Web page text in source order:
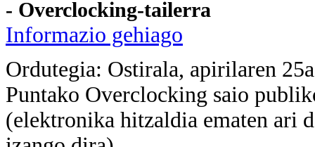
- Overclocking-tailerra
Informazio gehiago
Ordutegia: Ostirala, apirilaren
Puntako Overclocking saio
(elektronika hitzaldia ematen ari